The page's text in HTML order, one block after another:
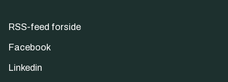
RSS-feed forside
Facebook
Linkedin